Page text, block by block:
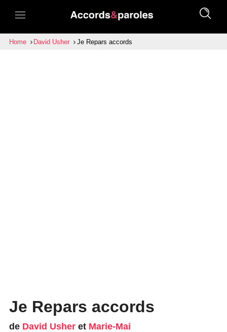
Home David Usher Je Repars accords
Je Repars accords
de David Usheret Marie-Mai